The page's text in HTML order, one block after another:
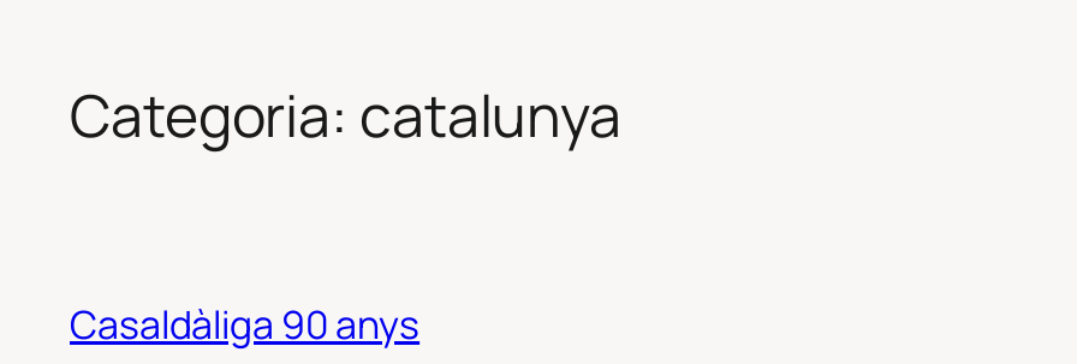
Categoria: catalunya
Casaldàliga 90 anys